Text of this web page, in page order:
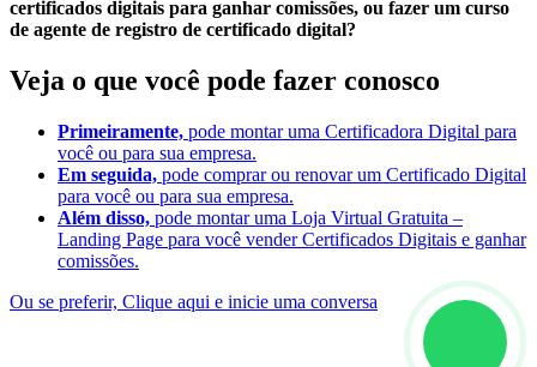
certificados digitais para ganhar comissões, ou fazer um curso
de agente de registro de certificado digital?
Veja o que você pode fazer conosco
Primeiramente, pode montar uma Certificadora Digital para
você ou para sua empresa.
Em seguida, pode comprar ou renovar um Certificado Digital
para você ou para sua empresa.
Além disso, pode montar uma Loja Virtual Gratuita –
Landing Page para você vender Certificados Digitais e ganhar
comissões.
Ou se preferir, Clique aqui e inicie uma conversa